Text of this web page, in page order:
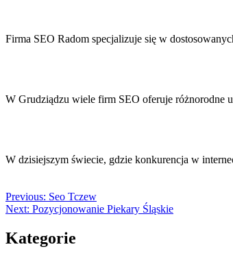
Firma SEO Radom specjalizuje się w
W Grudziądzu wiele firm SEO oferuje różnorodne
W dzisiejszym świecie, gdzie konkurencja w
Previous: Seo Tczew
Next: Pozycjonowanie Piekary Śląskie
Kategorie